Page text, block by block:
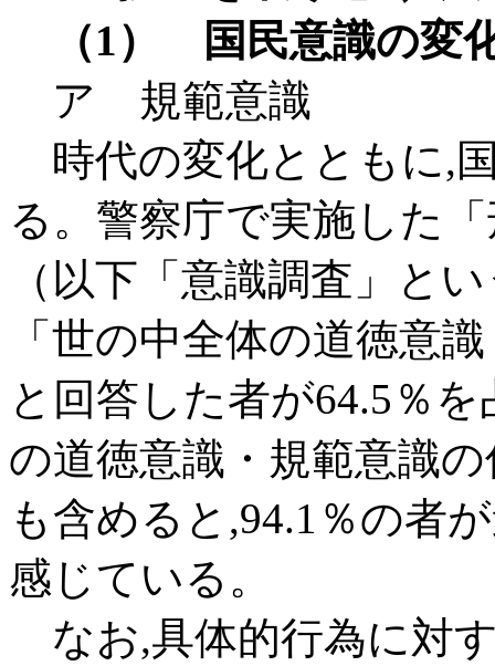
（1） 国民意識の変
ア 規範意識
時代の変化とともに,
る。警察庁で実施した
（以下「意識調査」と
「世の中全体の道徳意
と回答した者が64.5％
の道徳意識・規範意識
も含めると,94.1％の者
感じている。
なお,具体的行為に対